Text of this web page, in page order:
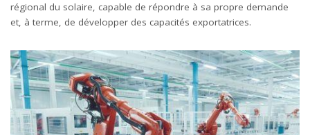
régional du solaire, capable de répondre à sa propre demande
et, à terme, de développer des capacités exportatrices.